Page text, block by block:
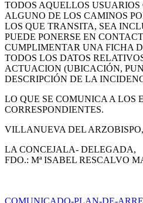
TODOS AQUELLOS
ALGUNO DE LOS CAMINOS
LOS QUE TRANSITA, SEA
PUEDE PONERSE EN
CUMPLIMENTAR UNA FICHA
TODOS LOS DATOS
ACTUACION (UBICACIÓN,
DESCRIPCIÓN DE LA
LO QUE SE COMUNICA A LOS
CORRESPONDIENTES.
VILLANUEVA DEL
LA CONCEJALA- DELEGADA,
FDO.: Mª ISABEL RESCALVO
COMUNICADO-PLAN-DE-